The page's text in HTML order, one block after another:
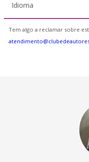
Idioma
Tem algo a reclamar sobre